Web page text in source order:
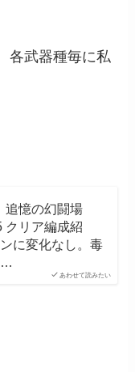
各武器種毎に私
あわせて読みたい
追憶の幻闘場
クリア編成紹
に変化なし。毒
…